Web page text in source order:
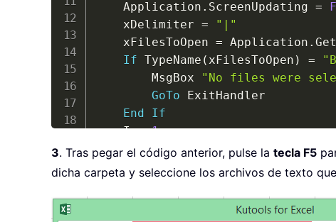
    Application
. ScreenUpdating =
    xDelimiter
=
"|"
    xFilesToOpen
= Application .
If TypeName ( xFilesToOpen ) =
        MsgBox
"No files were
GoTo ExitHandler
End
If
    I
= 1
Set xTempWb = Workbooks.Open(
    xTempWb
. Sheets 1).
Copy
    xTempWb
.Close False
3. Tras pegar el código anterior, pulse la tecla F5
dicha carpeta y seleccione los archivos de texto